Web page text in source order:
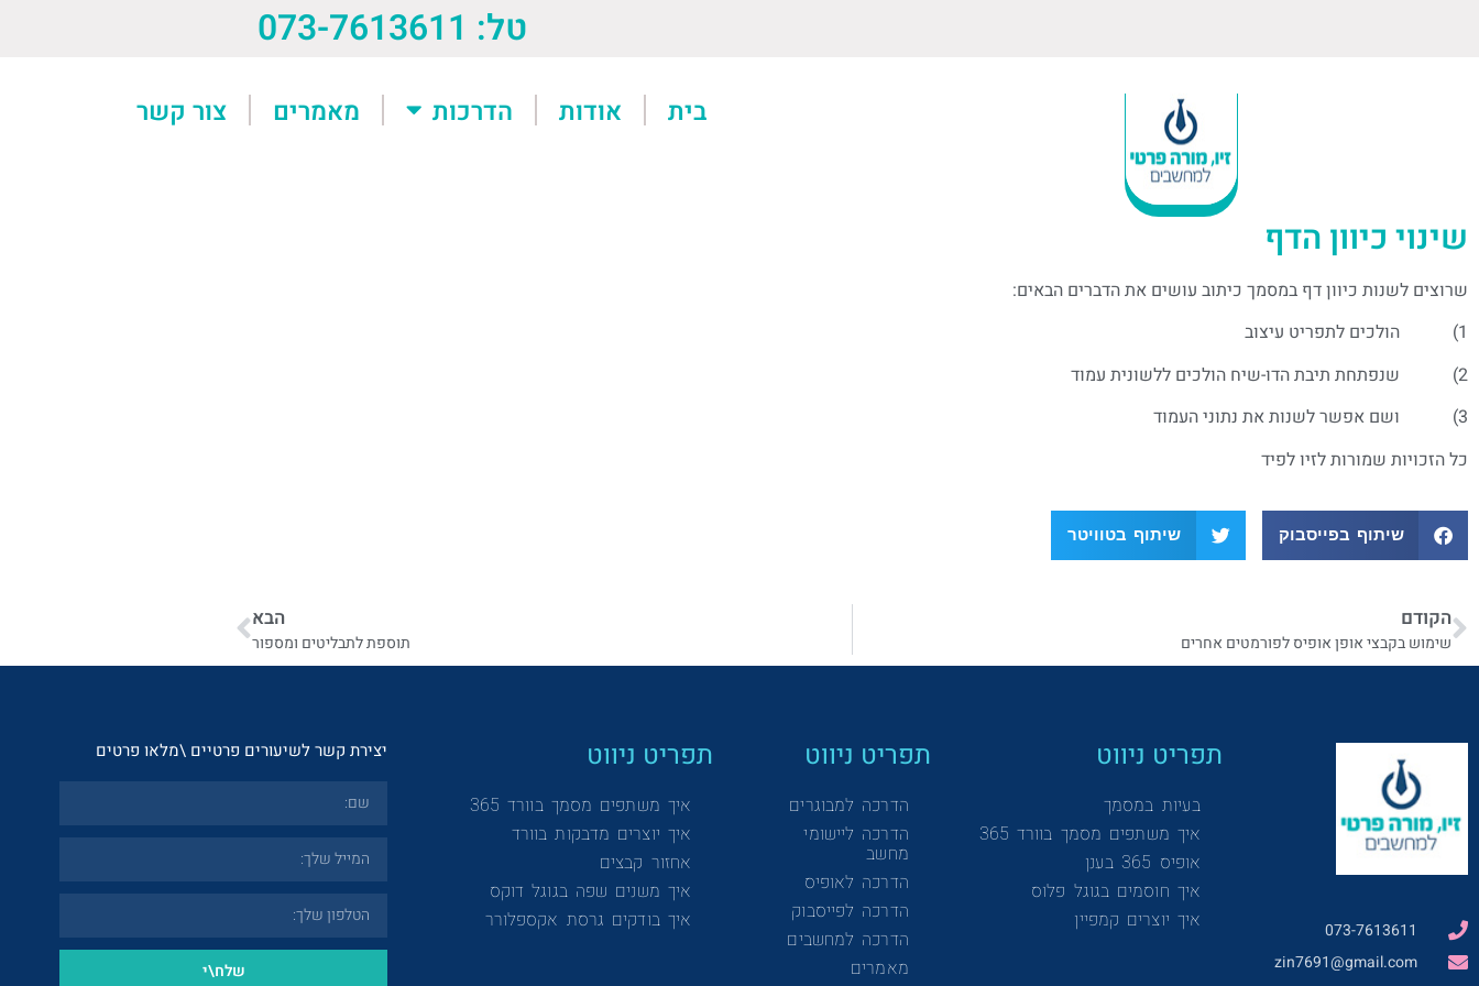
טל: 073-7613611
בית אודות הדרכות מאמרים צור קשר
שינוי כיוון הדף
שרוצים לשנות כיוון דף במסמך כיתוב עושים את הדברים הבאים:
1) הולכים לתפריט עיצוב
2) שנפתחת תיבת הדו-שיח הולכים ללשונית עמוד
3) ושם אפשר לשנות את נתוני העמוד
כל הזכויות שמורות לזיו לפיד
שיתוף בפייסבוק שיתוף בטוויטר
הקודם
שימוש בקבצי אופן אופיס לפורמטים אחרים
הבא
תוספת לתבליטים ומספור
073-7613611
zin7691@gmail.com
תפריט ניווט
בעיות במסמך
איך משתפים מסמך בוורד 365
אופיס 365 בענן
איך חוסמים בגוגל פלוס
איך יוצרים קמפיין
תפריט ניווט
הדרכה למבוגרים
הדרכה ליישומי
מחשב
הדרכה לאופיס
הדרכה לפייסבוק
הדרכה למחשבים
מאמרים
תפריט ניווט
איך משתפים מסמך בוורד 365
איך יוצרים מדבקות בוורד
אחזור קבצים
איך משנים שפה בגוגל דוקס
איך בודקים גרסת אקספלורר
יצירת קשר לשיעורים פרטיים \מלאו פרטים
שלח\י